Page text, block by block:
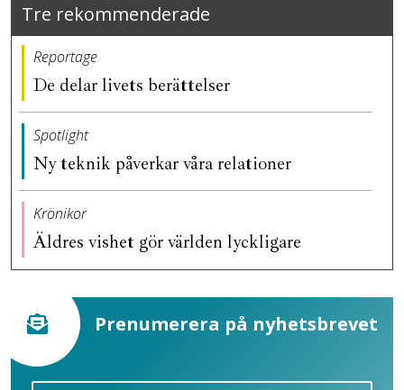
Tre rekommenderade
Reportage
De delar livets berättelser
Spotlight
Ny teknik påverkar våra relationer
Krönikor
Äldres vishet gör världen lyckligare
Prenumerera på nyhetsbrevet